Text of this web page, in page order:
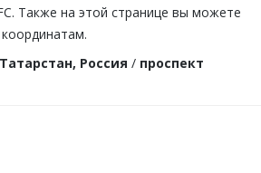
Также на этой странице вы можете
Россия / проспект